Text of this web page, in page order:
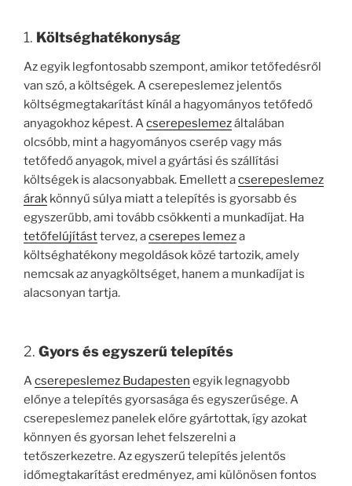
1. Költséghatékonyság
Az egyik legfontosabb szempont, amikor tetőfedésről
van szó, a költségek. A cserepeslemez jelentős
költségmegtakarítást kínál a hagyományos tetőfedő
anyagokhoz képest. Acserepeslemezáltalában
olcsóbb, mint a hagyományos cserép vagy más
tetőfedő anyagok, mivel a gyártási és szállítási
költségek is alacsonyabbak. Emellett acserepeslemez
árak könnyű súlya miatt a telepítés is gyorsabb és
egyszerűbb, ami tovább csökkenti a munkadíjat. Ha
tetőfelújításttervez, acserepes lemeza
költséghatékony megoldások közé tartozik, amely
nemcsak az anyagköltséget, hanem a munkadíjat is
alacsonyan tartja.
2. Gyors és egyszerű telepítés
Acserepeslemez Budapesten egyik legnagyobb
előnye a telepítés gyorsasága és egyszerűsége. A
cserepeslemez panelek előre gyártottak, így azokat
könnyen és gyorsan lehet felszerelni a
tetőszerkezetre. Az egyszerű telepítés jelentős
időmegtakarítást eredményez, ami különösen fontos